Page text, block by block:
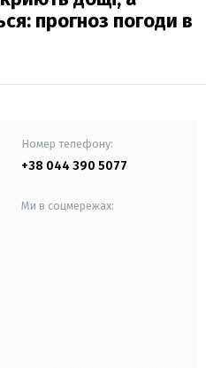
прогноз погоди в
Номер телефону:
+38 044 390 5077
Ми в соцмережах: